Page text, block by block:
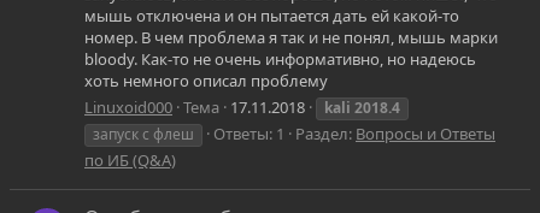
мышь отключена и он пытается дать ей какой-то
номер. В чем проблема я так и не понял, мышь марки
bloody. Как-то не очень информативно, но надеюсь
хоть немного описал проблему
Linuxoid000 Тема 17.11.2018 kali 2018.4
запуск с флеш
Ответы: 1 Раздел: Вопросы и Ответы
по ИБ (Q&A)